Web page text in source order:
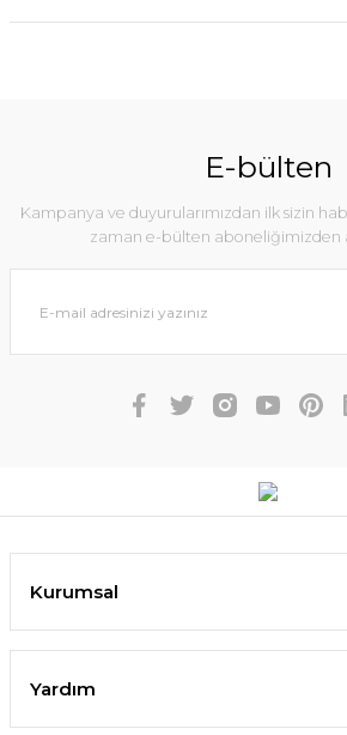
E-bülten
Kampanya ve duyurularımızdan ilk sizin
zaman e-bülten aboneliğimizden
Kurumsal
Yardım